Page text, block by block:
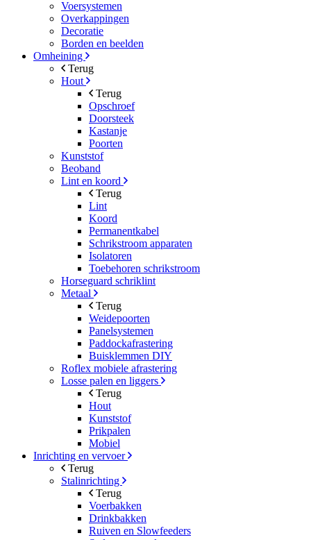
Voersystemen
Overkappingen
Decoratie
Borden en beelden
Omheining
Terug
Hout
Terug
Opschroef
Doorsteek
Kastanje
Poorten
Kunststof
Beoband
Lint en koord
Terug
Lint
Koord
Permanentkabel
Schrikstroom apparaten
Isolatoren
Toebehoren schrikstroom
Horseguard schriklint
Metaal
Terug
Weidepoorten
Panelsystemen
Paddockafrastering
Buisklemmen DIY
Roflex mobiele afrastering
Losse palen en liggers
Terug
Hout
Kunststof
Prikpalen
Mobiel
Inrichting en vervoer
Terug
Stalinrichting
Terug
Voerbakken
Drinkbakken
Ruiven en Slowfeeders